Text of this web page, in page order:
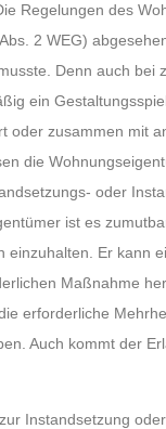
Regelungen des
2 WEG)
Denn auch bei
ein
oder zusammen mit
die
oder
ist es
Er kann
Maßnahme
erforderliche
Auch kommt der
Instandsetzung